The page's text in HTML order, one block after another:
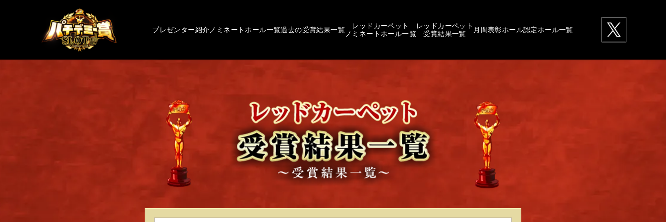
プレゼンター紹介 ノミネートホール一覧過去の受賞結果一覧
レッドカーペット
ノミネートホール一覧
レッドカーペット
受賞結果一覧
月間表彰ホール認定ホール一覧